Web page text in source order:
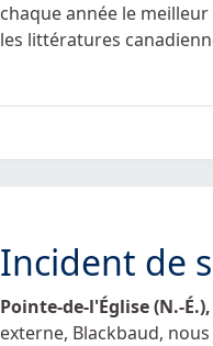
chaque année le
les littératures
Incident de
Pointe-de-l'Église (N.-
externe, Blackbaud,